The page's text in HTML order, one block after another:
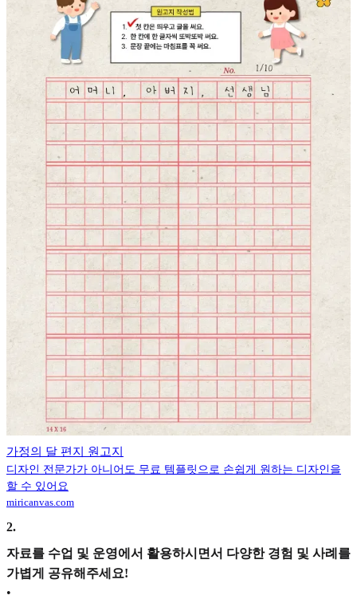
가정의 달 편지 원고지
디자인 전문가가 아니어도 무료 템플릿으로 손쉽게 원하는 디자인을
할 수 있어요
miricanvas.com
2.
자료를 수업 및 운영에서 활용하시면서 다양한 경험 및 사례를
가볍게 공유해주세요!
•